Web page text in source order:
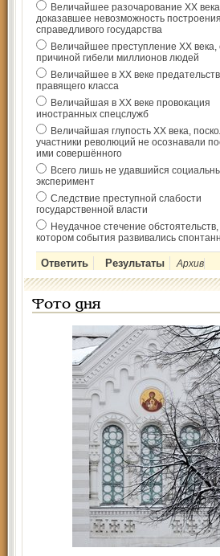
Величайшее разочарование ХХ
доказавшее невозможность построения
справедливого государства
Величайшее преступление ХХ века,
причиной гибели миллионов людей
Величайшее в ХХ веке
правящего класса
Величайшая в ХХ веке провокация
иностранных спецслужб
Величайшая глупость ХХ века,
участники революций не осознавали
ими совершённого
Всего лишь не удавшийся
эксперимент
Следствие преступной слабости
государственной власти
Неудачное стечение
котором события развивались
Архив
Фото дня